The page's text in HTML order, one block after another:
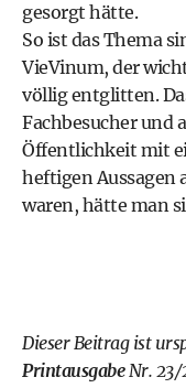
gesorgt hätte.
So ist das Thema
VieVinum, der
völlig entglitten.
Fachbesucher und
Öffentlichkeit mit
heftigen Aussagen
waren, hätte man
Dieser Beitrag ist
PrintausgabeNr. 23/